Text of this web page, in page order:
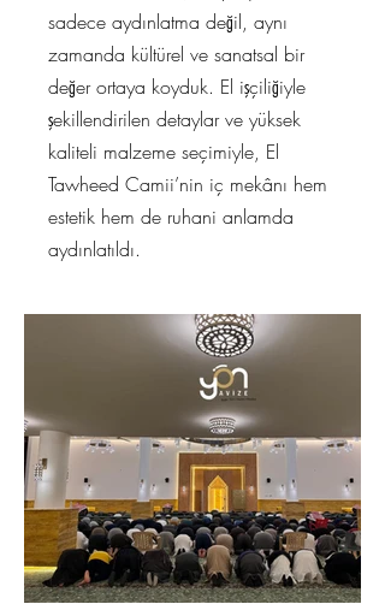
sadece aydınlatma değil, aynı
zamanda kültürel ve sanatsal bir
değer ortaya koyduk. El işçiliğiyle
şekillendirilen detaylar ve yüksek
kaliteli malzeme seçimiyle, El
Tawheed Camii’nin iç mekânı hem
estetik hem de ruhani anlamda
aydınlatıldı.